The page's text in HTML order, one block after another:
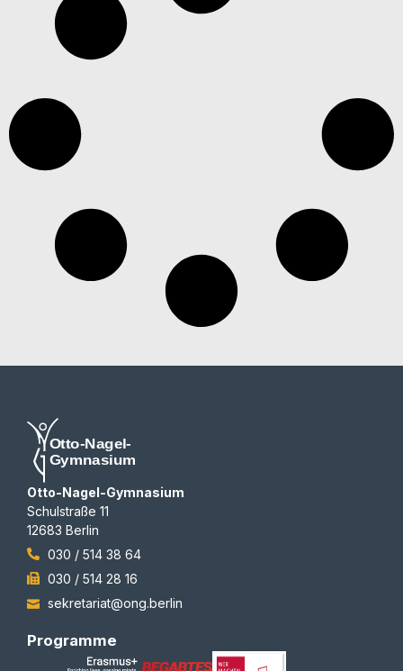
Otto-Nagel-Gymnasium
Schulstraße 11
12683 Berlin
030 / 514 38 64
030 / 514 28 16
sekretariat@ong.berlin
Programme